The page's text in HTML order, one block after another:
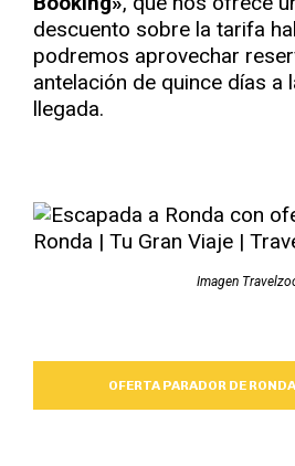
descuento sobre la tarifa
podremos aprovechar
antelación de quince días a
llegada.
Imagen
OFERTA PARADOR DE